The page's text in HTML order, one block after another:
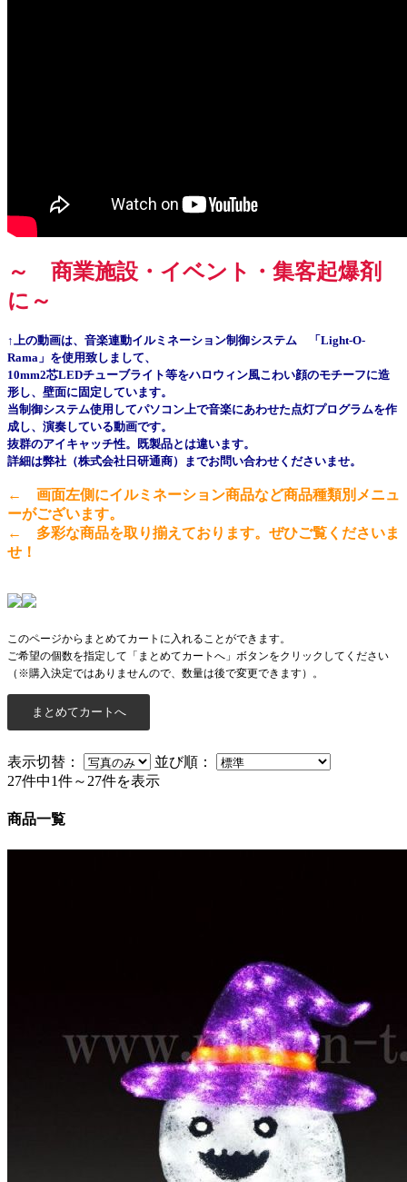
～ 商業施設・イベント・集客起爆剤
に～
↑上の動画は、音楽連動イルミネーション制御システム 「Light-O-
Rama」を使用致しまして、
10mm2芯LEDチューブライト等をハロウィン風こわい顔のモチーフに造
形し、壁面に固定しています。
当制御システム使用してパソコン上で音楽にあわせた点灯プログラムを作
成し、演奏している動画です。
抜群のアイキャッチ性。既製品とは違います。
詳細は弊社（株式会社日研通商）までお問い合わせくださいませ。
← 画面左側にイルミネーション商品など商品種類別メニュ
ーがございます。
← 多彩な商品を取り揃えております。ぜひご覧くださいま
せ！
このページからまとめてカートに入れることができます。
ご希望の個数を指定して「まとめてカートへ」ボタンをクリックしてください
（※購入決定ではありませんので、数量は後で変更できます）。
表示切替：
並び順：
27件中1件～27件を表示
商品一覧